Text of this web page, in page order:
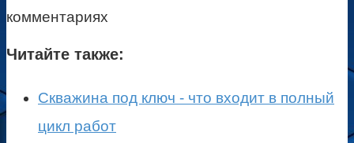
комментариях
Читайте также:
Скважина под ключ - что входит в полный
цикл работ